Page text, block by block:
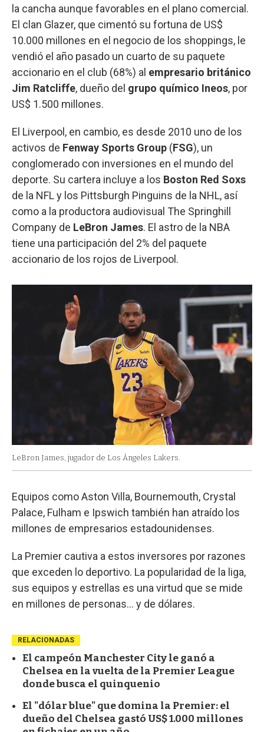
la cancha aunque favorables en el plano comercial.
El clan Glazer, que cimentó su fortuna de US$
10.000 millones en el negocio de los shoppings, le
vendió el año pasado un cuarto de su paquete
accionario en el club (68%) al empresario británico
Jim Ratcliffe, dueño del grupo químico Ineos, por
US$ 1.500 millones.
El Liverpool, en cambio, es desde 2010 uno de los
activos de Fenway Sports Group (FSG), un
conglomerado con inversiones en el mundo del
deporte. Su cartera incluye a los Boston Red Soxs
de la NFL y los Pittsburgh Pinguins de la NHL, así
como a la productora audiovisual The Springhill
Company de LeBron James. El astro de la NBA
tiene una participación del 2% del paquete
accionario de los rojos de Liverpool.
LeBron James, jugador de Los Ángeles Lakers.
Equipos como Aston Villa, Bournemouth, Crystal
Palace, Fulham e Ipswich también han atraído los
millones de empresarios estadounidenses.
La Premier cautiva a estos inversores por razones
que exceden lo deportivo. La popularidad de la liga,
sus equipos y estrellas es una virtud que se mide
en millones de personas... y de dólares.
RELACIONADAS
El campeón Manchester City le ganó a
Chelsea en la vuelta de la Premier League
donde busca el quinquenio
El "dólar blue" que domina la Premier: el
dueño del Chelsea gastó US$ 1.000 millones